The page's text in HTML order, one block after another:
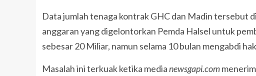
Data jumlah tenaga kontrak GHC dan Madin tersebut
anggaran yang digelontorkan Pemda Halsel untuk
sebesar 20 Miliar, namun selama 10 bulan mengabdi
Masalah ini terkuak ketika medianewsgapi.com